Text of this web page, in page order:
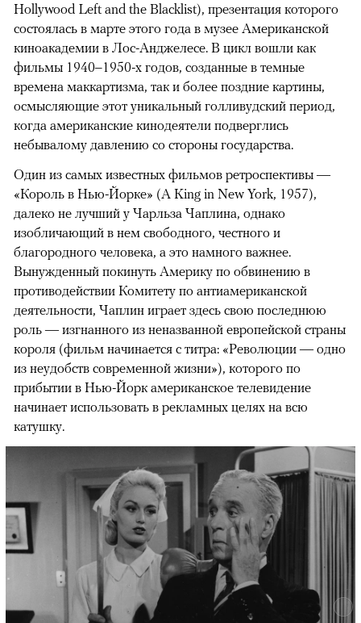
Hollywood Left and the Blacklist), презентация которого
состоялась в марте этого года в музее Американской
киноакадемии в Лос-Анджелесе. В цикл вошли как
фильмы 1940–1950-х годов, созданные в темные
времена маккартизма, так и более поздние картины,
осмысляющие этот уникальный голливудский период,
когда американские кинодеятели подверглись
небывалому давлению со стороны государства.
Один из самых известных фильмов ретроспективы —
«Король в Нью-Йорке» (A King in New York, 1957),
далеко не лучший у Чарльза Чаплина, однако
изобличающий в нем свободного, честного и
благородного человека, а это намного важнее.
Вынужденный покинуть Америку по обвинению в
противодействии Комитету по антиамериканской
деятельности, Чаплин играет здесь свою последнюю
роль — изгнанного из неназванной европейской страны
короля (фильм начинается с титра: «Революции — одно
из неудобств современной жизни»), которого по
прибытии в Нью-Йорк американское телевидение
начинает использовать в рекламных целях на всю
катушку.